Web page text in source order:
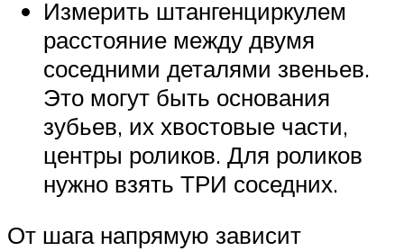
Измерить штангенциркулем
расстояние между двумя
соседними деталями звеньев.
Это могут быть основания
зубьев, их хвостовые части,
центры роликов. Для роликов
нужно взять ТРИ соседних.
От шага напрямую зависит